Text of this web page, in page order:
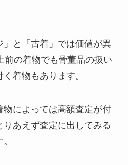
」と「古着」では価値が異
前の着物でも骨董品の扱い
着物もあります。
物によっては高額査定が付
りあえず査定に出してみる